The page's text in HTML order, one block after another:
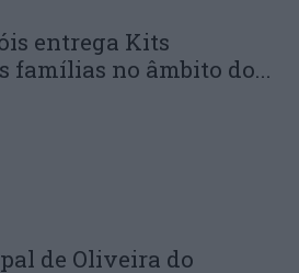
entrega Kits
famílias no âmbito do...
de Oliveira do